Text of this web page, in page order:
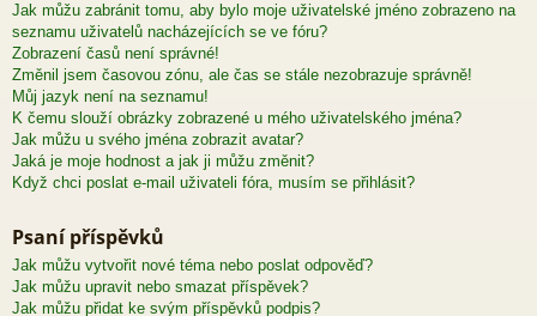
Jak můžu zabránit tomu, aby bylo moje uživatelské jméno zobrazeno na
seznamu uživatelů nacházejících se ve fóru?
Zobrazení časů není správné!
Změnil jsem časovou zónu, ale čas se stále nezobrazuje správně!
Můj jazyk není na seznamu!
K čemu slouží obrázky zobrazené u mého uživatelského jména?
Jak můžu u svého jména zobrazit avatar?
Jaká je moje hodnost a jak ji můžu změnit?
Když chci poslat e-mail uživateli fóra, musím se přihlásit?
Psaní příspěvků
Jak můžu vytvořit nové téma nebo poslat odpověď?
Jak můžu upravit nebo smazat příspěvek?
Jak můžu přidat ke svým příspěvků podpis?